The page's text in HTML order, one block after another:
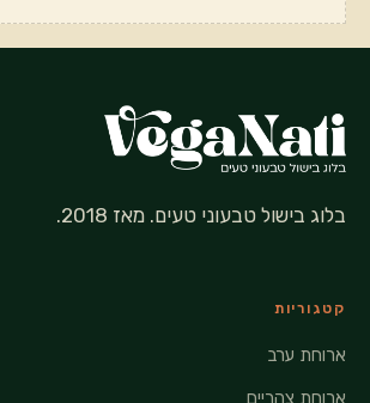
בלוג בישול טבעוני טעים. מאז 2018.
קטגוריות
ארוחת ערב
ארוחת צהריים